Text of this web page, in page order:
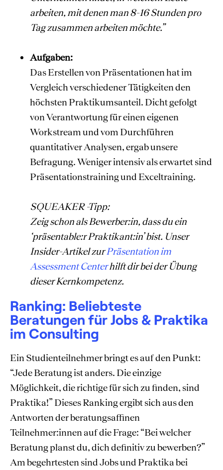
arbeiten, mit denen man 8-16 Stunden pro
Tag zusammen arbeiten möchte.”
Aufgaben:
Das Erstellen von Präsentationen hat im
Vergleich verschiedener Tätigkeiten den
höchsten Praktikumsanteil. Dicht gefolgt
von Verantwortung für einen eigenen
Workstream und vom Durchführen
quantitativer Analysen, ergab unsere
Befragung. Weniger intensiv als erwartet sind
Präsentationstraining und Exceltraining.
SQUEAKER -Tipp:
Zeig schon als Bewerber:in, dass du ein
‘präsentable:r Praktikant:in’ bist. Unser
Insider-Artikel zurPräsentation im
Assessment Centerhilft dir bei der Übung
dieser Kernkompetenz.
Ranking: Beliebteste
Beratungen für Jobs & Praktika
im Consulting
Ein Studienteilnehmer bringt es auf den Punkt:
“Jede Beratung ist anders. Die einzige
Möglichkeit, die richtige für sich zu finden, sind
Praktika!” Dieses Ranking ergibt sich aus den
Antworten der beratungsaffinen
Teilnehmer:innen auf die Frage: “Bei welcher
Beratung planst du, dich definitiv zu bewerben?”
Am begehrtesten sind Jobs und Praktika bei